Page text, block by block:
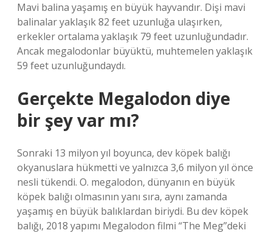
Mavi balina yaşamış en büyük hayvandır. Dişi mavi
balinalar yaklaşık 82 feet uzunluğa ulaşırken,
erkekler ortalama yaklaşık 79 feet uzunluğundadır.
Ancak megalodonlar büyüktü, muhtemelen yaklaşık
59 feet uzunluğundaydı.
Gerçekte Megalodon diye
bir şey var mı?
Sonraki 13 milyon yıl boyunca, dev köpek balığı
okyanuslara hükmetti ve yalnızca 3,6 milyon yıl önce
nesli tükendi. O. megalodon, dünyanın en büyük
köpek balığı olmasının yanı sıra, aynı zamanda
yaşamış en büyük balıklardan biriydi. Bu dev köpek
balığı, 2018 yapımı Megalodon filmi “The Meg”deki